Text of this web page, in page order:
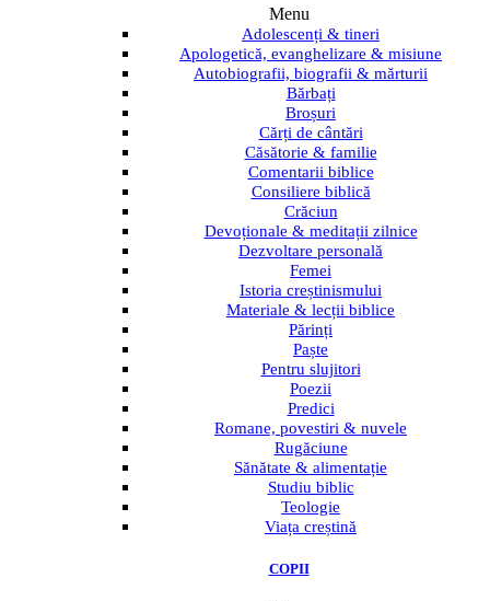
Menu
Adolescenți & tineri
Apologetică, evanghelizare & misiune
Autobiografii, biografii & mărturii
Bărbați
Broșuri
Cărți de cântări
Căsătorie & familie
Comentarii biblice
Consiliere biblică
Crăciun
Devoționale & meditații zilnice
Dezvoltare personală
Femei
Istoria creștinismului
Materiale & lecții biblice
Părinți
Paște
Pentru slujitori
Poezii
Predici
Romane, povestiri & nuvele
Rugăciune
Sănătate & alimentație
Studiu biblic
Teologie
Viața creștină
COPII